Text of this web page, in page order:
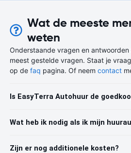
Wat de meeste
weten
Onderstaande vragen en
meest gestelde vragen. Staat je
op de faq pagina. Of neem contact
Is EasyTerra Autohuur de
Wat heb ik nodig als ik mijn
Zijn er nog additionele kosten?